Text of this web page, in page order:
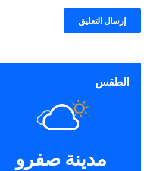
الطقس
مدينة صفرو